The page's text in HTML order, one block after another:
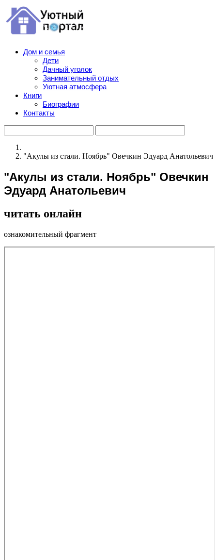
Дом и семья
Дети
Дачный уголок
Занимательный отдых
Уютная атмосфера
Книги
Биографии
Контакты
"Акулы из стали. Ноябрь" Овечкин Эдуард Анатольевич
"Акулы из стали. Ноябрь" Овечкин
Эдуард Анатольевич
читать онлайн
ознакомительный фрагмент